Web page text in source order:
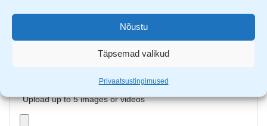
Nõustu
Täpsemad valikud
Privaatsustingimused
Upload up to 5 images or videos